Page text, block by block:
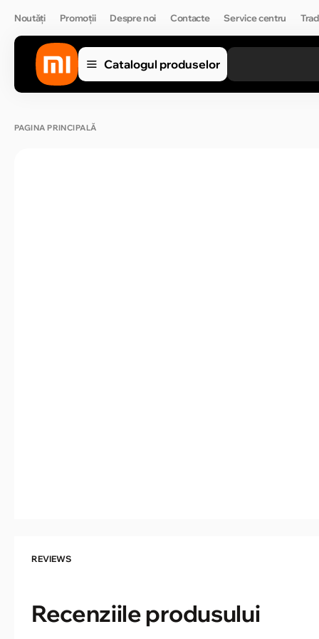
Noutăți Promoții Despre noi Contacte Service centru
Catalogul produselor
PAGINA PRINCIPALĂ
REVIEWS
Recenziile produsului